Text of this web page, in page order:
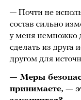
— Почти не
состав сильно
у меня немножко
сделать из друга
другом для
— Меры
принимаете, —